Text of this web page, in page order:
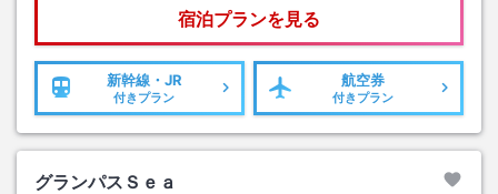
宿泊プランを見る
新幹線・JR
付きプラン
航空券
付きプラン
グランパスＳｅａ